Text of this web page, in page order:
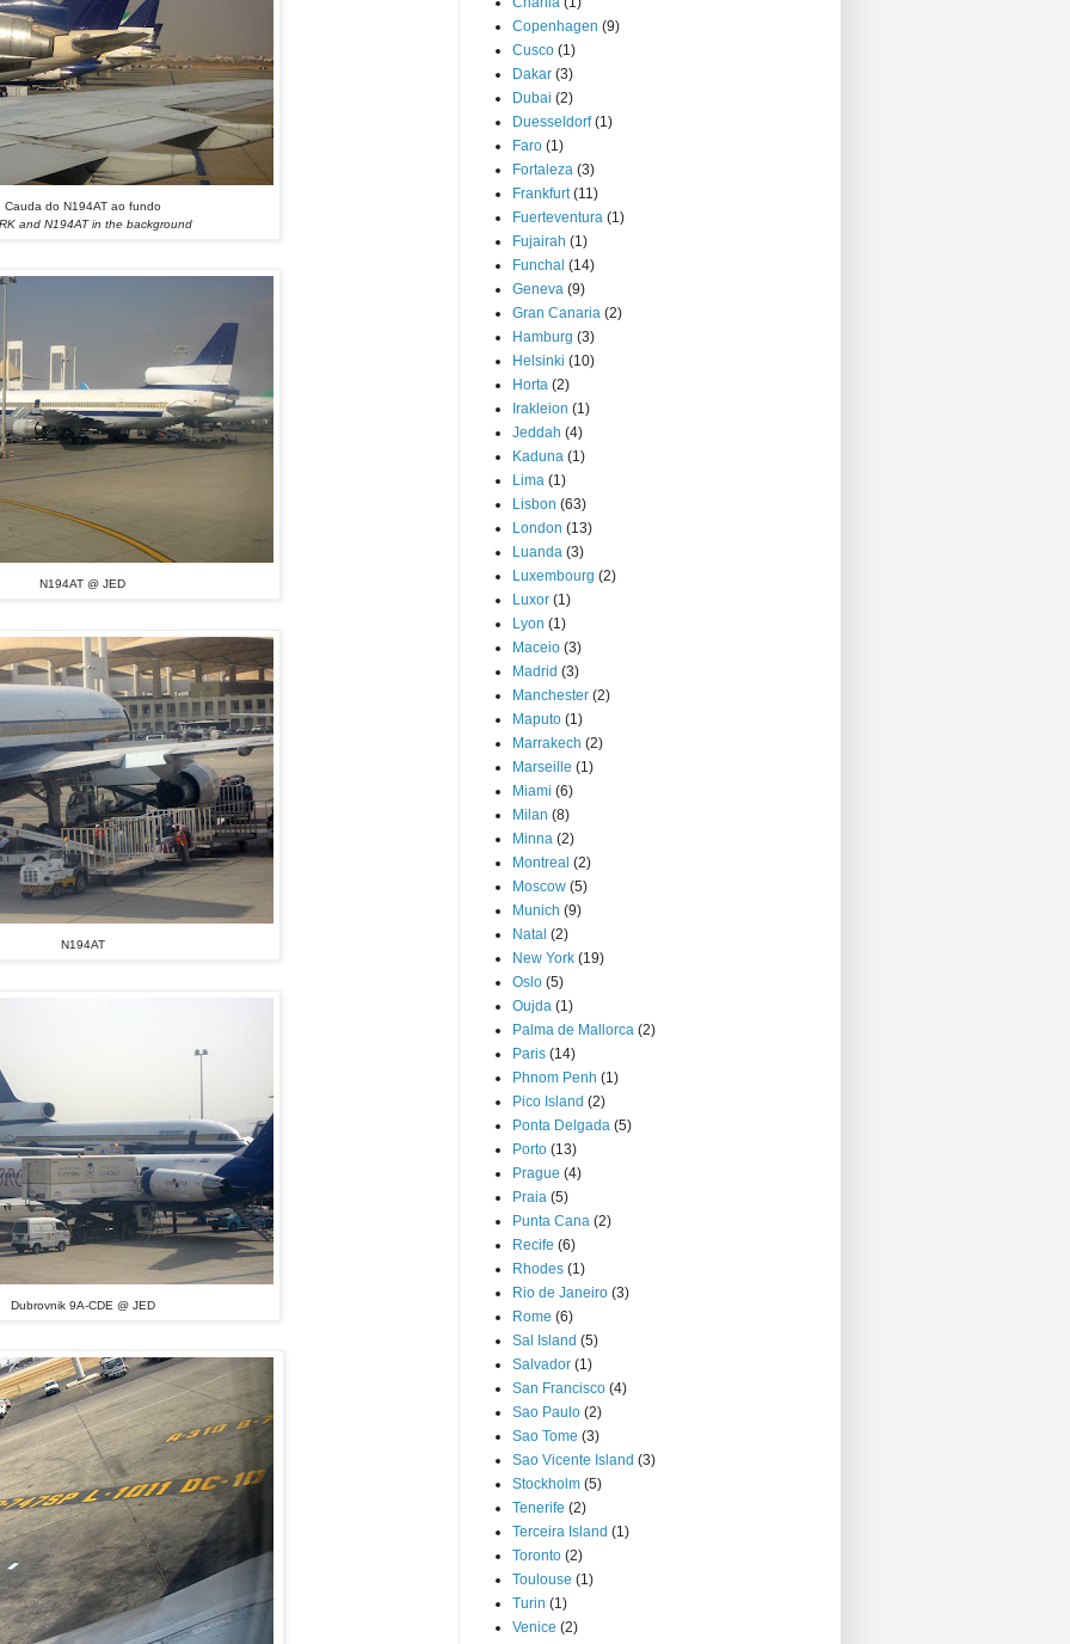
Cauda do N194AT ao fundo
and N194AT in the background
N194AT @ JED
N194AT
Dubrovnik 9A-CDE @ JED
Copenhagen (9)
Cusco (1)
Dakar (3)
Dubai (2)
Duesseldorf (1)
Faro (1)
Fortaleza (3)
Frankfurt (11)
Fuerteventura (1)
Fujairah (1)
Funchal (14)
Geneva (9)
Gran Canaria (2)
Hamburg (3)
Helsinki (10)
Horta (2)
Irakleion (1)
Jeddah (4)
Kaduna (1)
Lima (1)
Lisbon (63)
London (13)
Luanda (3)
Luxembourg (2)
Luxor (1)
Lyon (1)
Maceio (3)
Madrid (3)
Manchester (2)
Maputo (1)
Marrakech (2)
Marseille (1)
Miami (6)
Milan (8)
Minna (2)
Montreal (2)
Moscow (5)
Munich (9)
Natal (2)
New York (19)
Oslo (5)
Oujda (1)
Palma de Mallorca (2)
Paris (14)
Phnom Penh (1)
Pico Island (2)
Ponta Delgada (5)
Porto (13)
Prague (4)
Praia (5)
Punta Cana (2)
Recife (6)
Rhodes (1)
Rio de Janeiro (3)
Rome (6)
Sal Island (5)
Salvador (1)
San Francisco (4)
Sao Paulo (2)
Sao Tome (3)
Sao Vicente Island (3)
Stockholm (5)
Tenerife (2)
Terceira Island (1)
Toronto (2)
Toulouse (1)
Turin (1)
Venice (2)